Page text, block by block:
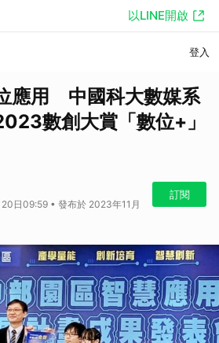
以LINE開啟
登入
應用 中國科大數媒系
數創大賞「數位+」
日09:59 • 發布於 2023年11月
訂閱